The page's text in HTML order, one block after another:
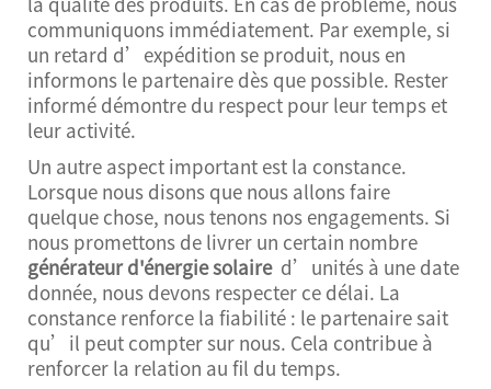
communiquons immédiatement. Par exemple, si
un retard d’expédition se produit, nous en
informons le partenaire dès que possible. Rester
informé démontre du respect pour leur temps et
leur activité.
Un autre aspect important est la constance.
Lorsque nous disons que nous allons faire
quelque chose, nous tenons nos engagements. Si
nous promettons de livrer un certain nombre
générateur d'énergie solaire d’unités à une date
donnée, nous devons respecter ce délai. La
constance renforce la fiabilité : le partenaire sait
qu’il peut compter sur nous. Cela contribue à
renforcer la relation au fil du temps.